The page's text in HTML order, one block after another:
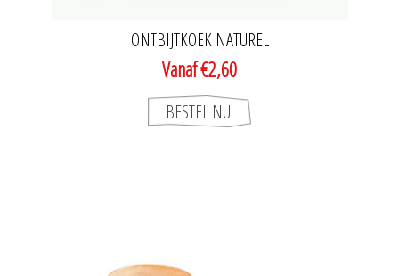
ONTBIJTKOEK NATUREL
Vanaf €2,60